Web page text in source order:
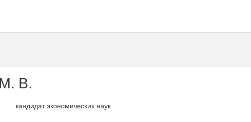
В.
кандидат экономических наук